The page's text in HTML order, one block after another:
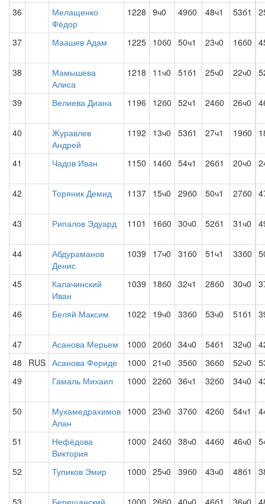
36
Мелащенко
Фёдор
1228 9ч0 49б0 48ч1 53б1
37 Маашев Адам 1225 10б0 50ч1 23ч0 16б0
38
Мамышева
Алиса
1218 11ч0 51б1 25ч0 22ч0
39 Велиева Диана 1196 12б0 52ч1 24б0 26ч0
40
Журавлев
Андрей
1192 13ч0 53б1 27ч1 19б0
41 Чадов Иван 1150 14б0 54ч1 26б1 20ч0
42 Торяник Демид 1137 15ч0 29б0 50ч1 27б0
43 Рипалов Эдуард 1101 16б0 30ч0 52б1 31ч0
44
Абдураманов
Денис
1039 17ч0 31б0 51ч1 33б0
45
Калачинский
Иван
1039 18б0 32ч1 28б0 30ч0
46 Беляй Максим 1022 19ч0 33б0 53ч0 51б1
47 Асанова Мерьем 1000 20б0 34ч0 54б1 32ч0
48
RUS Асанова Фериде 1000 21ч0 35б0 36б0 52ч0
49
Гамаль Михаил 1000 22б0 36ч1 32б0 34ч0
50
Мухамедрахимов
Алан
1000 23ч0 37б0 42б0 54ч1
51
Нефёдова
Виктория
1000 24б0 38ч0 44б0 46ч0
52 Тупиков Эмир 1000 25ч0 39б0 43ч0 48б1
53 Берещанский 1000 26б0 40ч0 46б1 36ч0